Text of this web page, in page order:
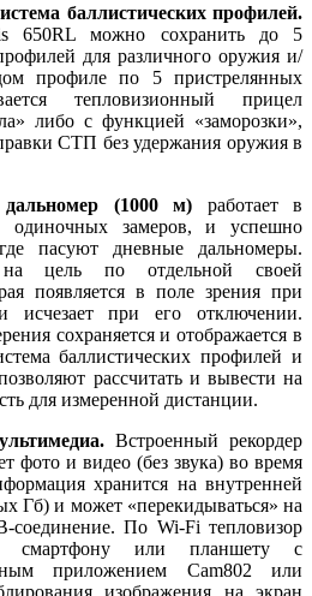
баллистических профилей.
650RL можно сохранить до 5
для различного оружия и/
профиле по 5 пристрелянных
тепловизионный прицел
либо с функцией «заморозки»,
СТП без удержания оружия в
(1000 м) работает в
одиночных замеров, и успешно
пасуют дневные дальномеры.
на цель по отдельной своей
появляется в поле зрения при
исчезает при его отключении.
сохраняется и отображается в
баллистических профилей и
рассчитать и вывести на
для измеренной дистанции.
Встроенный рекордер
фото и видео (без звука) во время
хранится на внутренней
Гб) и может «перекидываться» на
соединение. По Wi-Fi тепловизор
смартфону или планшету с
приложением Cam802 или
изображения на экран